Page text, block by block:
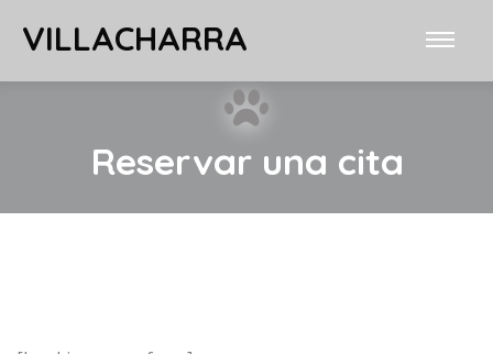
VILLACHARRA
Reservar una cita